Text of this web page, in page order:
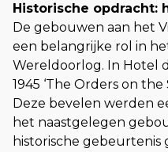
Historische opdracht:
De gebouwen aan het
een belangrijke rol in
Wereldoorlog. In Hotel
1945 ‘The Orders on
Deze bevelen werden
het naastgelegen
historische